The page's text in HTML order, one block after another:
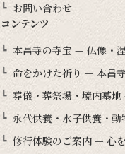
お問い合わせ
コンテンツ
本昌寺の寺宝 — 仏像・
命をかけた祈り — 本昌
葬儀・葬祭場・境内墓
永代供養・水子供養・
修行体験のご案内 — 心